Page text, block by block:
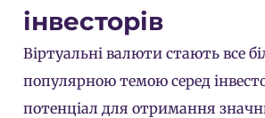
інвесторів
Віртуальні валюти стають все
популярною темою серед
потенціал для отримання